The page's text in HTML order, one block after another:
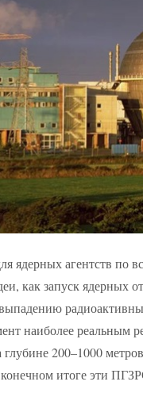
ядерных агентств по
как запуск ядерных
наиболее реальным
глубине 200–1000
итоге эти